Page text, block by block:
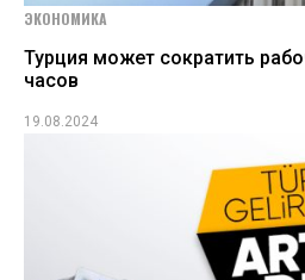
ЭКОНОМИКА
Турция может сократить
часов
19.08.2024